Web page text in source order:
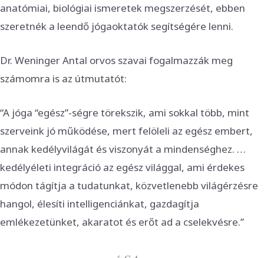
anatómiai, biológiai ismeretek megszerzését, ebben
szeretnék a leendő jógaoktatók segítségére lenni.
Dr. Weninger Antal orvos szavai fogalmazzák meg
számomra is az útmutatót:
“A jóga “egész”-ségre törekszik, ami sokkal több, mint
szerveink jó működése, mert felöleli az egész embert,
annak kedélyvilágát és viszonyát a mindenséghez. …
kedélyéleti integráció az egész világgal, ami érdekes
módon tágítja a tudatunkat, közvetlenebb világérzésre
hangol, élesíti intelligenciánkat, gazdagítja
emlékezetünket, akaratot és erőt ad a cselekvésre.”